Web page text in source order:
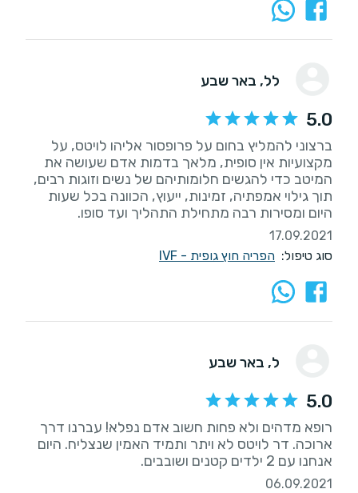
לל, באר שבע
5.0
ברצוני להמליץ בחום על פרופסור אליהו לויטס, על
מקצועיות אין סופית, מלאך בדמות אדם שעושה את
המיטב כדי להגשים חלומותיהם של נשים וזוגות רבים,
תוך גילוי אמפתיה, זמינות, ייעוץ, הכוונה בכל שעות
היום ומסירות רבה מתחילת התהליך ועד סופו.
17.09.2021
סוג טיפול: הפריה חוץ גופית - IVF
ל, באר שבע
5.0
רופא מדהים ולא פחות חשוב אדם נפלא! עברנו דרך
ארוכה. דר לויטס לא ויתר ותמיד האמין שנצליח. היום
אנחנו עם 2 ילדים קטנים ושובבים.
06.09.2021